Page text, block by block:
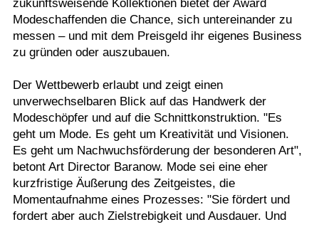
zukunftsweisende Kollektionen bietet der Award
Modeschaffenden die Chance, sich untereinander zu
messen – und mit dem Preisgeld ihr eigenes Business
zu gründen oder auszubauen.
Der Wettbewerb erlaubt und zeigt einen
unverwechselbaren Blick auf das Handwerk der
Modeschöpfer und auf die Schnittkonstruktion. "Es
geht um Mode. Es geht um Kreativität und Visionen.
Es geht um Nachwuchsförderung der besonderen Art",
betont Art Director Baranow. Mode sei eine eher
kurzfristige Äußerung des Zeitgeistes, die
Momentaufnahme eines Prozesses: "Sie fördert und
fordert aber auch Zielstrebigkeit und Ausdauer. Und